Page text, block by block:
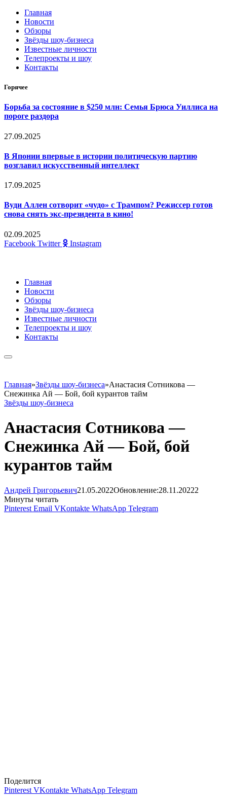
Главная
Новости
Обзоры
Звёзды шоу-бизнеса
Известные личности
Телепроекты и шоу
Контакты
Горячее
Борьба за состояние в $250 млн: Семья Брюса Уиллиса на
пороге раздора
27.09.2025
В Японии впервые в истории политическую партию
возглавил искусственный интеллект
17.09.2025
Вуди Аллен сотворит «чудо» с Трампом? Режиссер готов
снова снять экс-президента в кино!
02.09.2025
Facebook Twitter Instagram
Главная
Новости
Обзоры
Звёзды шоу-бизнеса
Известные личности
Телепроекты и шоу
Контакты
Главная»Звёзды шоу-бизнеса»Анастасия Сотникова —
Снежинка Ай — Бой, бой курантов тайм
Звёзды шоу-бизнеса
Анастасия Сотникова —
Снежинка Ай — Бой, бой
курантов тайм
Андрей Григорьевич21.05.2022Обновление:28.11.20222
Минуты читать
Pinterest Email VKontakte WhatsApp Telegram
Поделится
Pinterest VKontakte WhatsApp Telegram